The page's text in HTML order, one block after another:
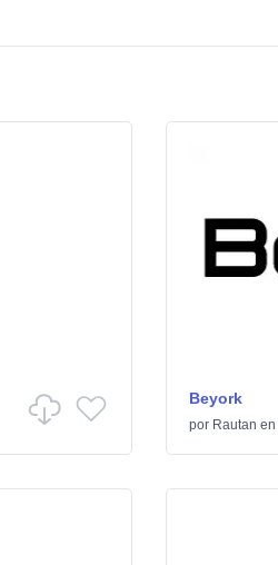
Beyork
por Rautan en